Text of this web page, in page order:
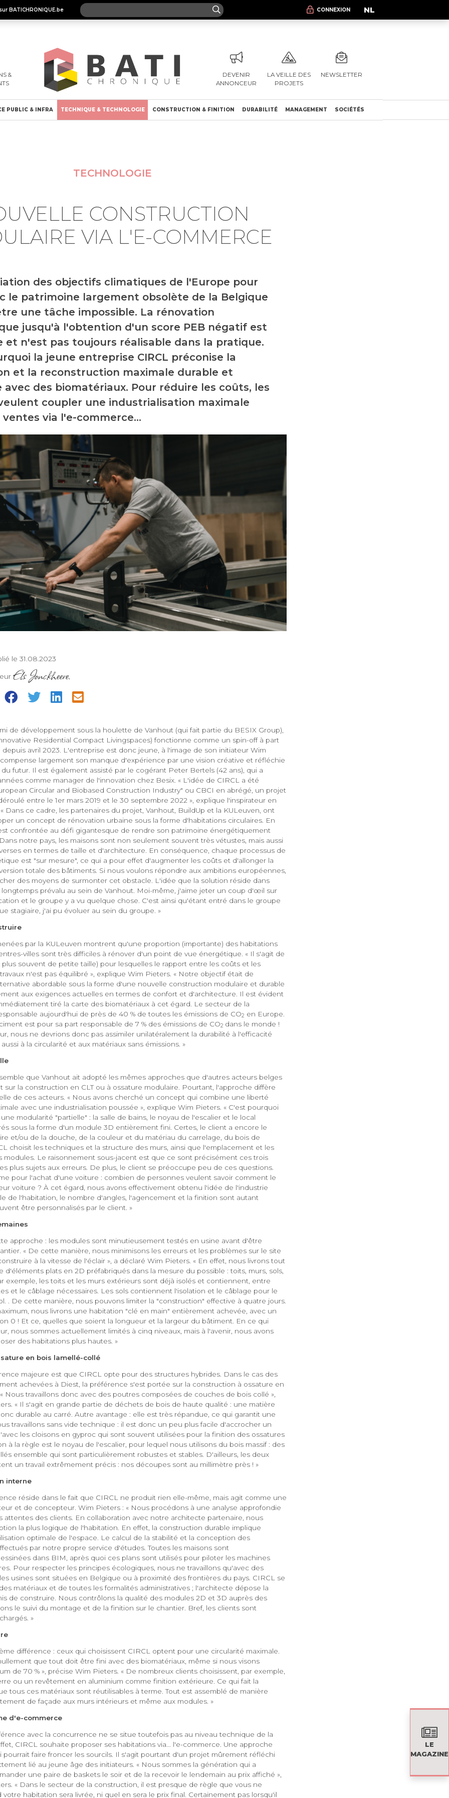
BATICHRONIQUE.be CONNEXION NL
&
DEVENIR
ANNONCEUR
LA VEILLE DES
PROJETS
NEWSLETTER
PUBLIC & INFRA TECHNIQUE & TECHNOLOGIE CONSTRUCTION & FINITION DURABILITÉ MANAGEMENT SOCIÉTÉS
TECHNOLOGIE
CONSTRUCTION
VIA L'E-COMMERCE
des objectifs climatiques de l'Europe pour
le patrimoine largement obsolète de la Belgique
une tâche impossible. La rénovation
jusqu'à l'obtention d'un score PEB négatif est
et n'est pas toujours réalisable dans la pratique.
la jeune entreprise CIRCL préconise la
et la reconstruction maximale durable et
avec des biomatériaux. Pour réduire les coûts, les
coupler une industrialisation maximale
ventes via l'e-commerce...
le 31.08.2023
Els Jonckheere,
de développement sous la houlette de Vanhout (qui fait partie du BESIX Group),
Residential Compact Livingspaces) fonctionne comme un spin-off à part
avril 2023. L'entreprise est donc jeune, à l'image de son initiateur Wim
largement son manque d'expérience par une vision créative et réfléchie
futur. Il est également assisté par le cogérant Peter Bertels (42 ans), qui a
comme manager de l'innovation chez Besix. « L'idée de CIRCL a été
Circular and Biobased Construction Industry" ou CBCI en abrégé, un projet
entre le 1er mars 2019 et le 30 septembre 2022 », explique l'inspirateur en
Dans ce cadre, les partenaires du projet, Vanhout, BuildUp et la KULeuven, ont
un concept de rénovation urbaine sous la forme d'habitations circulaires. En
confrontée au défi gigantesque de rendre son patrimoine énergétiquement
notre pays, les maisons sont non seulement souvent très vétustes, mais aussi
en termes de taille et d'architecture. En conséquence, chaque processus de
est "sur mesure", ce qui a pour effet d'augmenter les coûts et d'allonger la
totale des bâtiments. Si nous voulons répondre aux ambitions européennes,
des moyens de surmonter cet obstacle. L'idée que la solution réside dans
longtemps prévalu au sein de Vanhout. Moi-même, j'aime jeter un coup d'œil sur
et le groupe y a vu quelque chose. C'est ainsi qu'étant entré dans le groupe
stagiaire, j'ai pu évoluer au sein du groupe. »
par la KULeuven montrent qu'une proportion (importante) des habitations
villes sont très difficiles à rénover d'un point de vue énergétique. « Il s'agit de
plus souvent de petite taille) pour lesquelles le rapport entre les coûts et les
n'est pas équilibré », explique Wim Pieters. « Notre objectif était de
abordable sous la forme d'une nouvelle construction modulaire et durable
aux exigences actuelles en termes de confort et d'architecture. Il est évident
tiré la carte des biomatériaux à cet égard. Le secteur de la
aujourd'hui de près de 40 % de toutes les émissions de CO2 en Europe.
est pour sa part responsable de 7 % des émissions de CO2 dans le monde !
nous ne devrions donc pas assimiler unilatéralement la durabilité à l'efficacité
à la circularité et aux matériaux sans émissions. »
que Vanhout ait adopté les mêmes approches que d'autres acteurs belges
sur la construction en CLT ou à ossature modulaire. Pourtant, l'approche diffère
de ces acteurs. « Nous avons cherché un concept qui combine une liberté
avec une industrialisation poussée », explique Wim Pieters. « C'est pourquoi
modularité "partielle" : la salle de bains, le noyau de l'escalier et le local
sous la forme d'un module 3D entièrement fini. Certes, le client a encore le
et/ou de la douche, de la couleur et du matériau du carrelage, du bois de
choisit les techniques et la structure des murs, ainsi que l'emplacement et les
modules. Le raisonnement sous-jacent est que ce sont précisément ces trois
plus sujets aux erreurs. De plus, le client se préoccupe peu de ces questions.
pour l'achat d'une voiture : combien de personnes veulent savoir comment le
voiture ? À cet égard, nous avons effectivement obtenu l'idée de l'industrie
de l'habitation, le nombre d'angles, l'agencement et la finition sont autant
être personnalisés par le client. »
approche : les modules sont minutieusement testés en usine avant d'être
« De cette manière, nous minimisons les erreurs et les problèmes sur le site
à la vitesse de l'éclair », a déclaré Wim Pieters. « En effet, nous livrons tout
d'éléments plats en 2D préfabriqués dans la mesure du possible : toits, murs, sols,
exemple, les toits et les murs extérieurs sont déjà isolés et contiennent, entre
et le câblage nécessaires. Les sols contiennent l'isolation et le câblage pour le
. De cette manière, nous pouvons limiter la "construction" effective à quatre jours.
nous livrons une habitation "clé en main" entièrement achevée, avec un
0 ! Et ce, quelles que soient la longueur et la largeur du bâtiment. En ce qui
nous sommes actuellement limités à cinq niveaux, mais à l'avenir, nous avons
des habitations plus hautes. »
en bois lamellé-collé
majeure est que CIRCL opte pour des structures hybrides. Dans le cas des
achevées à Diest, la préférence s'est portée sur la construction à ossature en
Nous travaillons donc avec des poutres composées de couches de bois collé »,
« Il s'agit en grande partie de déchets de bois de haute qualité : une matière
durable au carré. Autre avantage : elle est très répandue, ce qui garantit une
travaillons sans vide technique : il est donc un peu plus facile d'accrocher un
les cloisons en gyproc qui sont souvent utilisées pour la finition des ossatures
à la règle est le noyau de l'escalier, pour lequel nous utilisons du bois massif : des
ensemble qui sont particulièrement robustes et stables. D'ailleurs, les deux
un travail extrêmement précis : nos découpes sont au millimètre près ! »
interne
réside dans le fait que CIRCL ne produit rien elle-même, mais agit comme une
et de concepteur. Wim Pieters : « Nous procédons à une analyse approfondie
attentes des clients. En collaboration avec notre architecte partenaire, nous
la plus logique de l'habitation.
En effet, la construction durable implique
optimale de l'espace. Le calcul de la stabilité et la conception des
par notre propre service d'études. Toutes les maisons sont
dans BIM, après quoi ces plans sont utilisés pour piloter les machines
Pour respecter les principes écologiques, nous ne travaillons qu'avec des
usines sont situées en Belgique ou à proximité des frontières du pays. CIRCL se
matériaux et de toutes les formalités administratives ; l'architecte dépose la
de construire. Nous contrôlons la qualité des modules 2D et 3D auprès des
le suivi du montage et de la finition sur le chantier. Bref, les clients sont
»
différence : ceux qui choisissent CIRCL optent pour une circularité maximale.
que tout doit être fini avec des biomatériaux, même si nous visons
de 70 % », précise Wim Pieters. « De nombreux clients choisissent, par exemple,
ou un revêtement en aluminium comme finition extérieure. Ce qui fait la
tous ces matériaux sont réutilisables à terme. Tout est assemblé de manière
de façade aux murs intérieurs et même aux modules. »
d'e-commerce
avec la concurrence ne se situe toutefois pas au niveau technique de la
CIRCL souhaite proposer ses habitations via... l'e-commerce. Une approche
pourrait faire froncer les sourcils. Il s'agit pourtant d'un projet mûrement réfléchi
lié au jeune âge des initiateurs. « Nous sommes la génération qui a
une paire de baskets le soir et de la recevoir le lendemain au prix affiché »,
« Dans le secteur de la construction, il est presque de règle que vous ne
votre habitation sera livrée, ni quel en sera le prix final. Certainement pas lorsqu'il
LE
MAGAZINE